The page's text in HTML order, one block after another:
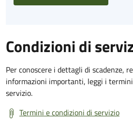
Condizioni di
Per conoscere i dettagli di scadenze,
informazioni importanti, leggi i
servizio.
Termini e condizioni di servizio